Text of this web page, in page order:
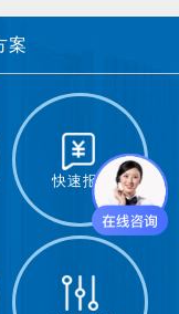
案
快速报价